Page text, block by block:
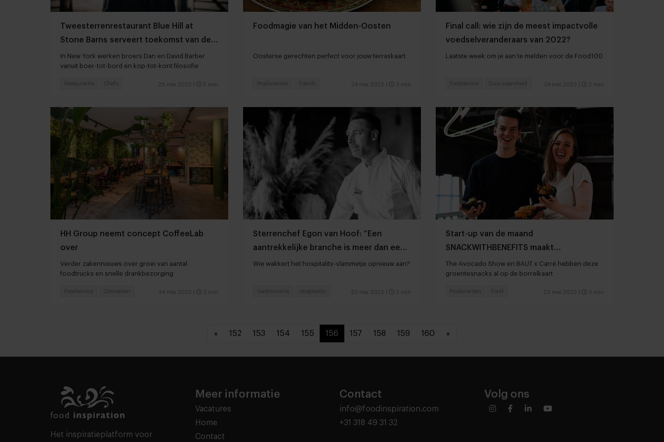
Tweesterrenrestaurant Blue Hill at
Stone Barns serveert toekomst van de
gastronomie
In New York werken broers Dan en David Barber
vanuit boer-tot-bord en kop-tot-kont filosofie
25 mei 2022 5 min
Restaurants Chefs
Foodmagie van het Midden-Oosten
Oosterse gerechten perfect voor jouw terraskaart
24 mei 2022 3 min
Producenten Trends
Final call: wie zijn de meest impactvolle
voedselveranderaars van 2022?
Laatste week om je aan te melden voor de Food100
24 mei 2022 2 min
Foodservice Duurzaamheid
HH Group neemt concept CoffeeLab
over
Verder zakennieuws over groei van aantal
foodtrucks en snelle drankbezorging
24 mei 2022 3 min
Foodservice Concepten
Sterrenchef Egon van Hoof: “Een
aantrekkelijke branche is meer dan een
vierdaagse werkweek”
Wie wakkert het hospitality-vlammetje opnieuw aan?
23 mei 2022 2 min
Gastronomie Hospitality
Start-up van de maand
SNACKWITHBENEFITS maakt
plantaardige snacks van reststromen
The Avocado Show en BAUT x Carré hebben deze
groentesnacks al op de borrelkaart
23 mei 2022 3 min
Producenten Food
« 152 153 154 155 156 157 158 159 160 »
Het inspiratieplatform voor
Meer informatie
Vacatures
Home
Contact
Contact
info@foodinspiration.com
+31 318 49 31 32
Volg ons